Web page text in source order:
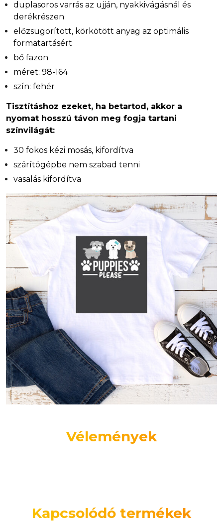
duplasoros varrás az ujján, nyakkivágásnál és
derékrészen
előzsugorított, körkötött anyag az optimális
formatartásért
bő fazon
méret: 98-164
szín: fehér
Tisztításhoz ezeket, ha betartod, akkor a
nyomat hosszú távon meg fogja tartani
színvilágát:
30 fokos kézi mosás, kifordítva
szárítógépbe nem szabad tenni
vasalás kifordítva
Vélemények
Kapcsolódó termékek